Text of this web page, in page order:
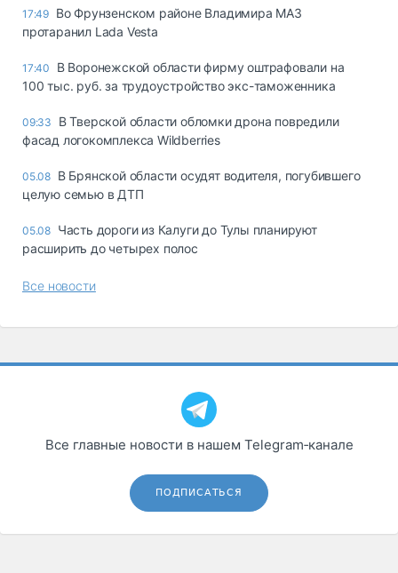
17:49 Во Фрунзенском районе Владимира МАЗ
протаранил Lada Vesta
17:40
В Воронежской области фирму оштрафовали на
100 тыс. руб. за трудоустройство экс-таможенника
09:33
В Тверской области обломки дрона повредили
фасад логокомплекса Wildberries
05.08 В Брянской области осудят водителя, погубившего
целую семью в ДТП
05.08 Часть дороги из Калуги до Тулы планируют
расширить до четырех полос
Все новости
Все главные новости в нашем Telegram‑канале
ПОДПИСАТЬСЯ